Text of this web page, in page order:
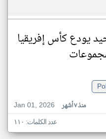
يودع كأس إفريقيا
Jan 01, 2026
منذ ٧ أشهر
عدد الكلمات: ١١٠